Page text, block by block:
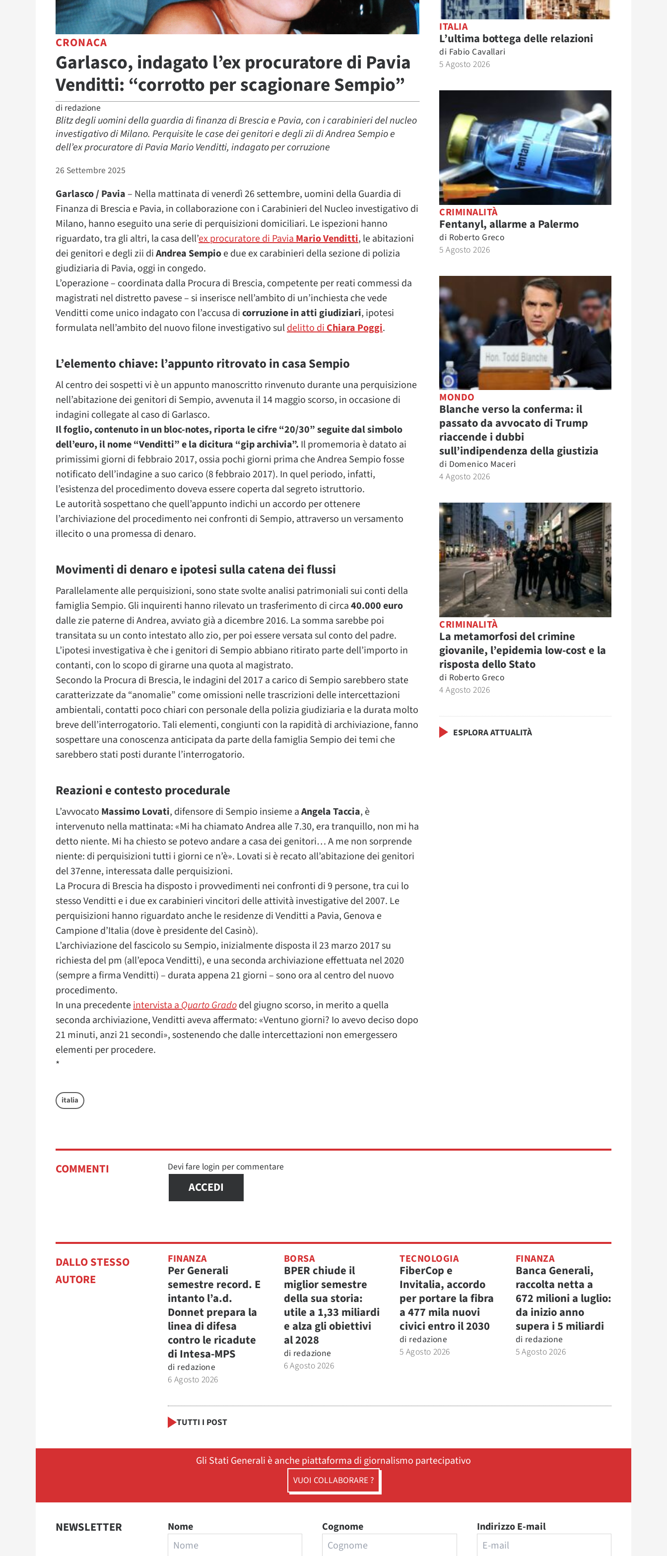
CRONACA
Garlasco, indagato l’ex procuratore di Pavia
Venditti: “corrotto per scagionare Sempio”
di redazione
Blitz degli uomini della guardia di finanza di Brescia e Pavia, con i carabinieri del nucleo
investigativo di Milano. Perquisite le case dei genitori e degli zii di Andrea Sempio e
dell’ex procuratore di Pavia Mario Venditti, indagato per corruzione
26 Settembre 2025
Garlasco / Pavia – Nella mattinata di venerdì 26 settembre, uomini della Guardia di
Finanza di Brescia e Pavia, in collaborazione con i Carabinieri del Nucleo investigativo di
Milano, hanno eseguito una serie di perquisizioni domiciliari. Le ispezioni hanno
riguardato, tra gli altri, la casa dell’ex procuratore di PaviaMario Venditti, le abitazioni
dei genitori e degli zii diAndrea Sempioe due ex carabinieri della sezione di polizia
giudiziaria di Pavia, oggi in congedo.
L’operazione – coordinata dalla Procura di Brescia, competente per reati commessi da
magistrati nel distretto pavese – si inserisce nell’ambito di un’inchiesta che vede
Venditti come unico indagato con l’accusa dicorruzione in atti giudiziari, ipotesi
formulata nell’ambito del nuovo filone investigativo suldelitto diChiara Poggi.
L’elemento chiave: l’appunto ritrovato in casa Sempio
Al centro dei sospetti vi è un appunto manoscritto rinvenuto durante una perquisizione
nell’abitazione dei genitori di Sempio, avvenuta il 14 maggio scorso, in occasione di
indagini collegate al caso di Garlasco.
Il foglio, contenuto in un bloc-notes, riporta le cifre “20/30” seguite dal simbolo
dell’euro, il nome “Venditti” e la dicitura “gip archivia”. Il promemoria è datato ai
primissimi giorni di febbraio 2017, ossia pochi giorni prima che Andrea Sempio fosse
notificato dell’indagine a suo carico (8 febbraio 2017). In quel periodo, infatti,
l’esistenza del procedimento doveva essere coperta dal segreto istruttorio.
Le autorità sospettano che quell’appunto indichi un accordo per ottenere
l’archiviazione del procedimento nei confronti di Sempio, attraverso un versamento
illecito o una promessa di denaro.
Movimenti di denaro e ipotesi sulla catena dei flussi
Parallelamente alle perquisizioni, sono state svolte analisi patrimoniali sui conti della
famiglia Sempio. Gli inquirenti hanno rilevato un trasferimento di circa40.000 euro
dalle zie paterne di Andrea, avviato già a dicembre 2016. La somma sarebbe poi
transitata su un conto intestato allo zio, per poi essere versata sul conto del padre.
L’ipotesi investigativa è che i genitori di Sempio abbiano ritirato parte dell’importo in
contanti, con lo scopo di girarne una quota al magistrato.
Secondo la Procura di Brescia, le indagini del 2017 a carico di Sempio sarebbero state
caratterizzate da “anomalie” come omissioni nelle trascrizioni delle intercettazioni
ambientali, contatti poco chiari con personale della polizia giudiziaria e la durata molto
breve dell’interrogatorio. Tali elementi, congiunti con la rapidità di archiviazione, fanno
sospettare una conoscenza anticipata da parte della famiglia Sempio dei temi che
sarebbero stati posti durante l’interrogatorio.
Reazioni e contesto procedurale
L’avvocato Massimo Lovati, difensore di Sempio insieme aAngela Taccia, è
intervenuto nella mattinata: «Mi ha chiamato Andrea alle 7.30, era tranquillo, non mi ha
detto niente. Mi ha chiesto se potevo andare a casa dei genitori… A me non sorprende
niente: di perquisizioni tutti i giorni ce n’è». Lovati si è recato all’abitazione dei genitori
del 37enne, interessata dalle perquisizioni.
La Procura di Brescia ha disposto i provvedimenti nei confronti di 9 persone, tra cui lo
stesso Venditti e i due ex carabinieri vincitori delle attività investigative del 2007. Le
perquisizioni hanno riguardato anche le residenze di Venditti a Pavia, Genova e
Campione d’Italia (dove è presidente del Casinò).
L’archiviazione del fascicolo su Sempio, inizialmente disposta il 23 marzo 2017 su
richiesta del pm (all’epoca Venditti), e una seconda archiviazione effettuata nel 2020
(sempre a firma Venditti) – durata appena 21 giorni – sono ora al centro del nuovo
procedimento.
In una precedenteintervista aQuarto Gradodel giugno scorso, in merito a quella
seconda archiviazione, Venditti aveva affermato: «Ventuno giorni? Io avevo deciso dopo
21 minuti, anzi 21 secondi», sostenendo che dalle intercettazioni non emergessero
elementi per procedere.
*
italia
ITALIA
L’ultima bottega delle relazioni
di Fabio Cavallari
5 Agosto 2026
CRIMINALITÀ
Fentanyl, allarme a Palermo
di Roberto Greco
5 Agosto 2026
MONDO
Blanche verso la conferma: il
passato da avvocato di Trump
riaccende i dubbi
sull’indipendenza della giustizia
di Domenico Maceri
4 Agosto 2026
CRIMINALITÀ
La metamorfosi del crimine
giovanile, l’epidemia low-cost e la
risposta dello Stato
di Roberto Greco
4 Agosto 2026
ESPLORA ATTUALITÀ
COMMENTI Devi fare login per commentare
ACCEDI
DALLO STESSO
AUTORE
FINANZA
Per Generali
semestre record. E
intanto l’a.d.
Donnet prepara la
linea di difesa
contro le ricadute
di Intesa-MPS
di redazione
6 Agosto 2026
BORSA
BPER chiude il
miglior semestre
della sua storia:
utile a 1,33 miliardi
e alza gli obiettivi
al 2028
di redazione
6 Agosto 2026
TECNOLOGIA
FiberCop e
Invitalia, accordo
per portare la fibra
a 477 mila nuovi
civici entro il 2030
di redazione
5 Agosto 2026
FINANZA
Banca Generali,
raccolta netta a
672 milioni a luglio:
da inizio anno
supera i 5 miliardi
di redazione
5 Agosto 2026
TUTTI I POST
Gli Stati Generali è anche piattaforma di giornalismo partecipativo
VUOI COLLABORARE ?
NEWSLETTER Nome Cognome Indirizzo E-mail